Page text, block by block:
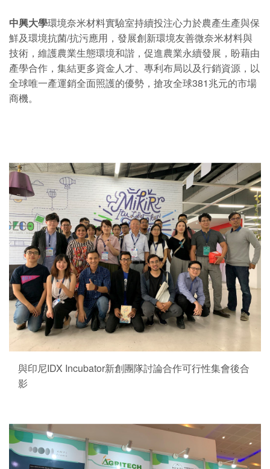
中興大學環境奈米材料實驗室持續投注心力於農產生產與保
鮮及環境抗菌/抗污應用，發展創新環境友善微奈米材料與
技術，維護農業生態環境和諧，促進農業永續發展，盼藉由
產學合作，集結更多資金人才、專利布局以及行銷資源，以
全球唯一產運銷全面照護的優勢，搶攻全球381兆元的市場
商機。
與印尼IDX Incubator新創團隊討論合作可行性集會後合
影